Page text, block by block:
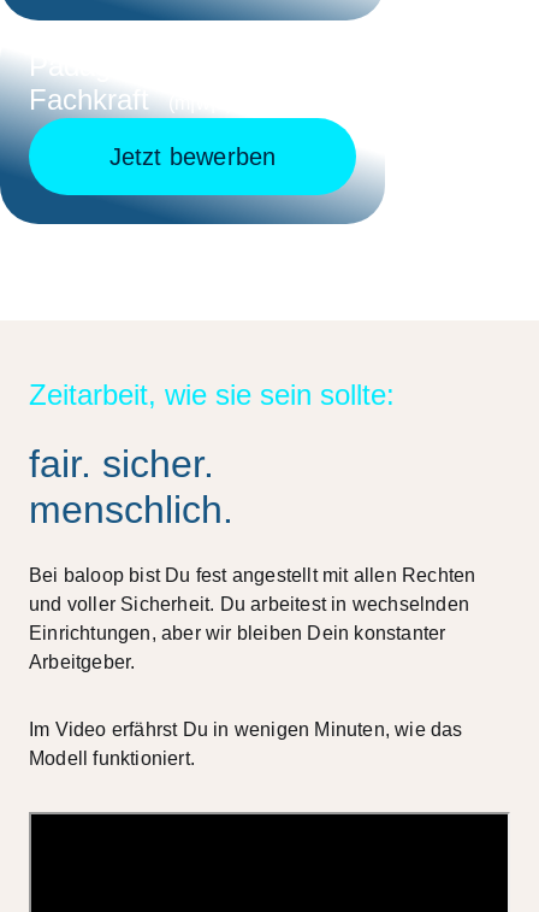
Pädagogische
Fachkraft
(m|w|d)
Jetzt bewerben
Zeitarbeit, wie sie sein sollte:
fair. sicher.
menschlich.
Bei baloop bist Du fest angestellt mit allen Rechten
und voller Sicherheit. Du arbeitest in wechselnden
Einrichtungen, aber wir bleiben Dein konstanter
Arbeitgeber.
Im Video erfährst Du in wenigen Minuten, wie das
Modell funktioniert.